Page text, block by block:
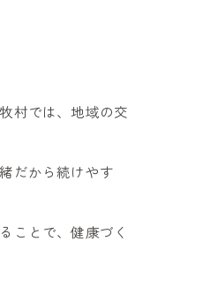
村では、地域の交
だから続けやす
ことで、健康づく